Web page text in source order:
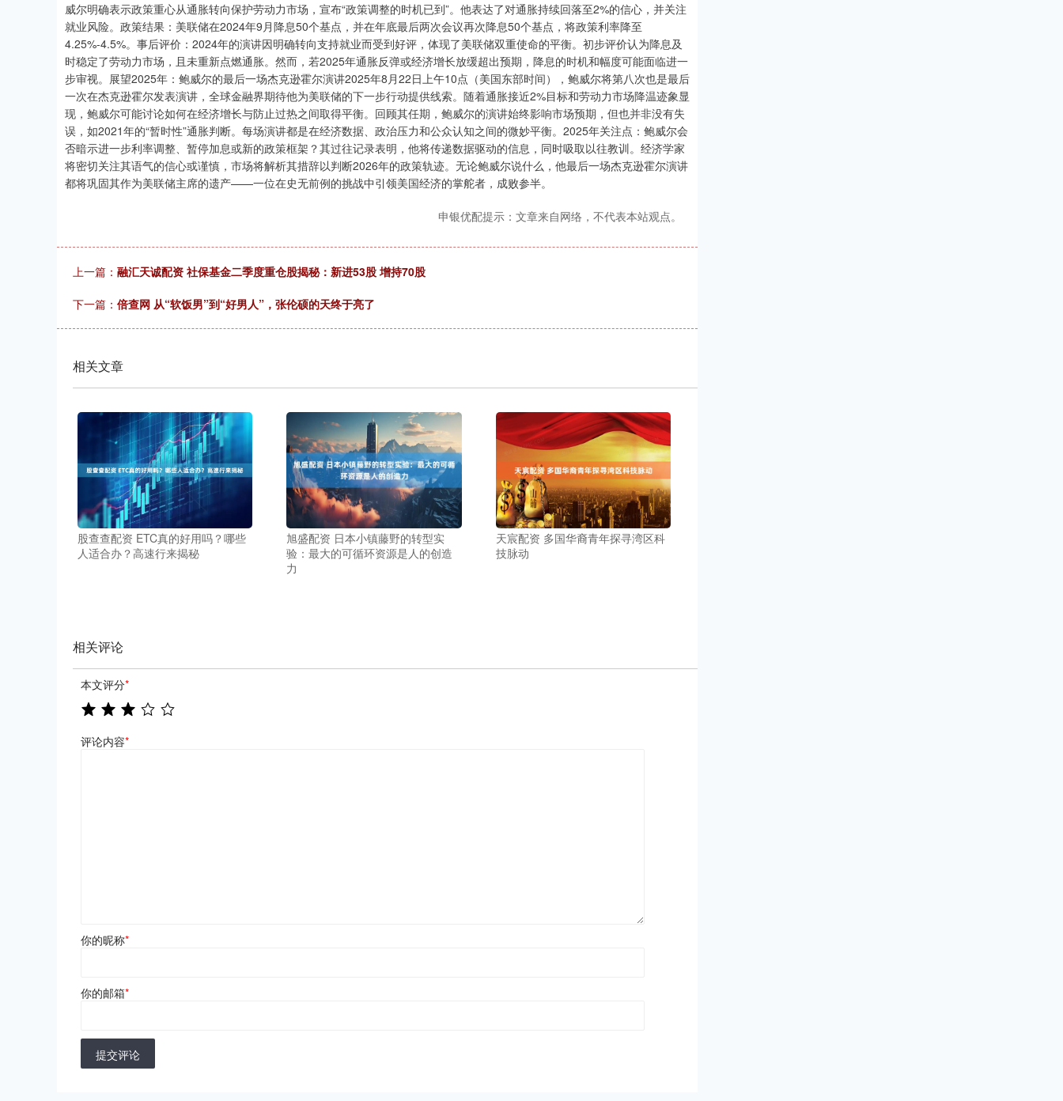
威尔明确表示政策重心从通胀转向保护劳动力市场，宣布“政策调整的时机已到”。他表达了对通胀持续回落至2%的信心，并关注
就业风险。政策结果：美联储在2024年9月降息50个基点，并在年底最后两次会议再次降息50个基点，将政策利率降至
4.25%-4.5%。事后评价：2024年的演讲因明确转向支持就业而受到好评，体现了美联储双重使命的平衡。初步评价认为降息及
时稳定了劳动力市场，且未重新点燃通胀。然而，若2025年通胀反弹或经济增长放缓超出预期，降息的时机和幅度可能面临进一
步审视。展望2025年：鲍威尔的最后一场杰克逊霍尔演讲2025年8月22日上午10点（美国东部时间），鲍威尔将第八次也是最后
一次在杰克逊霍尔发表演讲，全球金融界期待他为美联储的下一步行动提供线索。随着通胀接近2%目标和劳动力市场降温迹象显
现，鲍威尔可能讨论如何在经济增长与防止过热之间取得平衡。回顾其任期，鲍威尔的演讲始终影响市场预期，但也并非没有失
误，如2021年的“暂时性”通胀判断。每场演讲都是在经济数据、政治压力和公众认知之间的微妙平衡。2025年关注点：鲍威尔会
否暗示进一步利率调整、暂停加息或新的政策框架？其过往记录表明，他将传递数据驱动的信息，同时吸取以往教训。经济学家
将密切关注其语气的信心或谨慎，市场将解析其措辞以判断2026年的政策轨迹。无论鲍威尔说什么，他最后一场杰克逊霍尔演讲
都将巩固其作为美联储主席的遗产——一位在史无前例的挑战中引领美国经济的掌舵者，成败参半。
申银优配提示：文章来自网络，不代表本站观点。
上一篇： 融汇天诚配资 社保基金二季度重仓股揭秘：新进53股 增持70股
下一篇： 倍查网 从“软饭男”到“好男人”，张伦硕的天终于亮了
相关文章
股查查配资 ETC真的好用吗？哪些
人适合办？高速行来揭秘
旭盛配资 日本小镇藤野的转型实
验：最大的可循环资源是人的创造
力
天宸配资 多国华裔青年探寻湾区科
技脉动
相关评论
本文评分*
评论内容*
你的昵称*
你的邮箱*
提交评论